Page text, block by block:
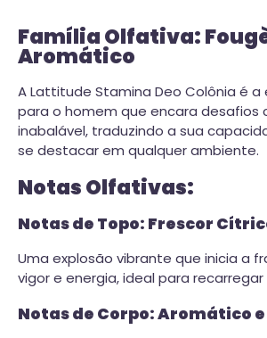
Família Olfativa:
Aromático
A Lattitude Stamina Deo Colônia é a
para o homem que encara desafios
inabalável, traduzindo a sua
se destacar em qualquer ambiente.
Notas Olfativas:
Notas de Topo: Frescor
Uma explosão vibrante que inicia a
vigor e energia, ideal para
Notas de Corpo: Aromático